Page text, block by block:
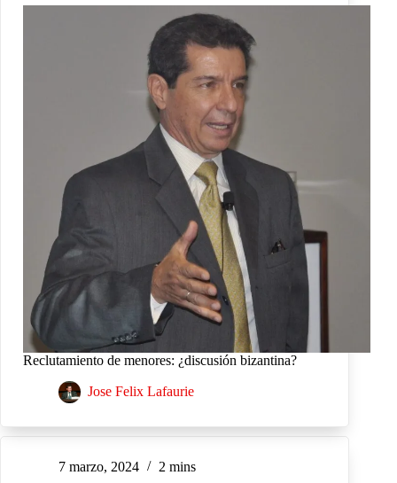
Reclutamiento de menores: ¿discusión bizantina?
Jose Felix Lafaurie
7 marzo, 2024 2 mins